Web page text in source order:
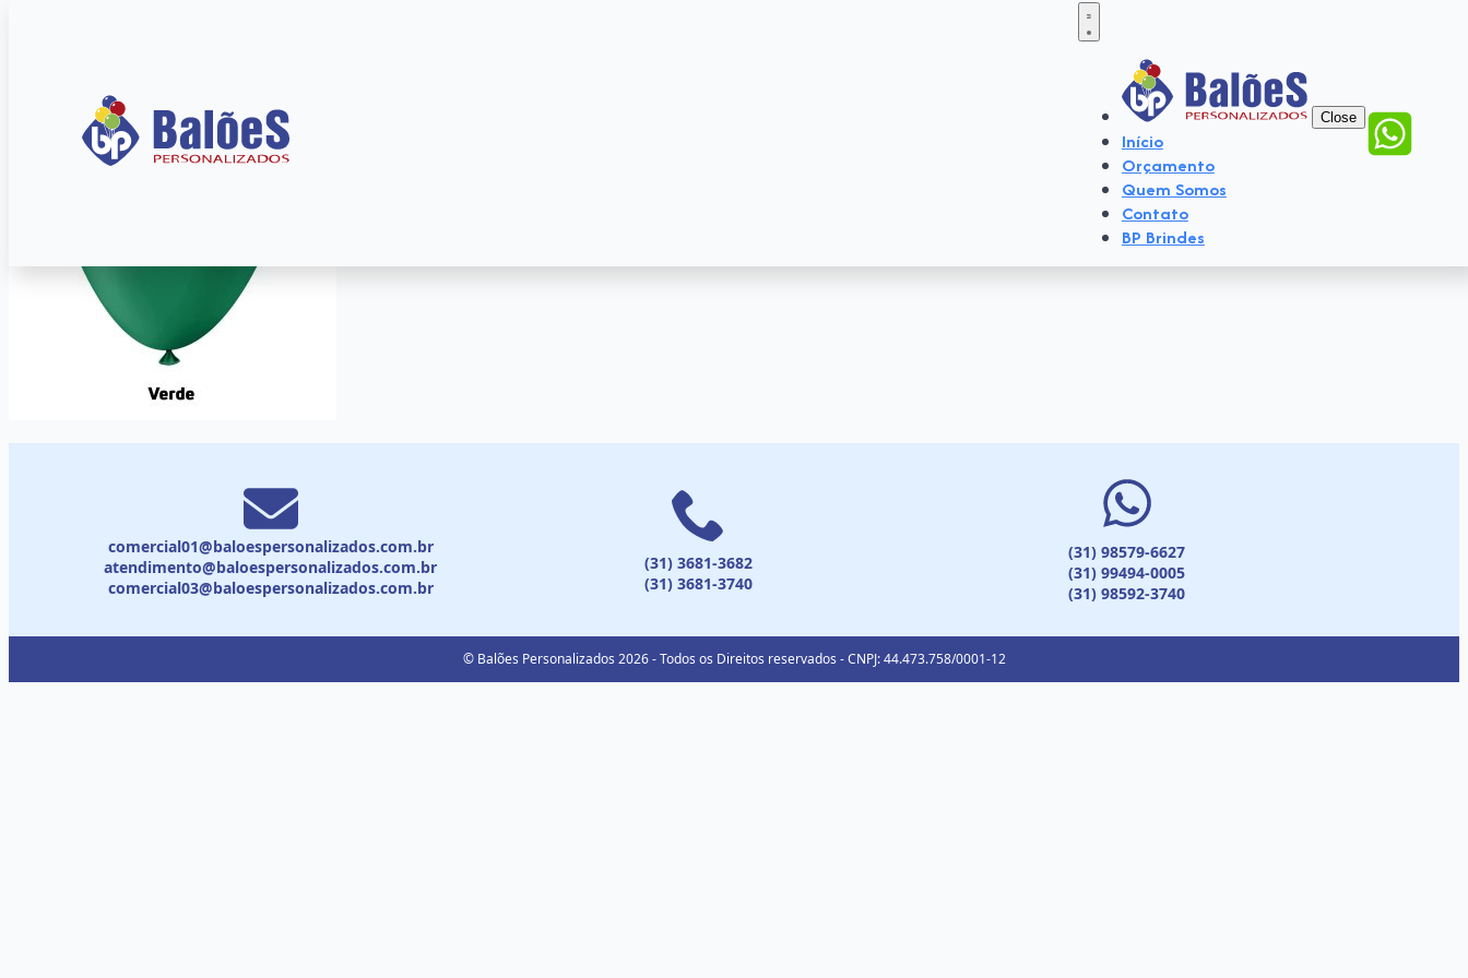
Close
Início
Orçamento
Quem Somos
Contato
BP Brindes
comercial01@baloespersonalizados.com.br
atendimento@baloespersonalizados.com.br
comercial03@baloespersonalizados.com.br
(31) 3681-3682
(31) 3681-3740
(31) 98579-6627
(31) 99494-0005
(31) 98592-3740
© Balões Personalizados 2026 - Todos os Direitos reservados - CNPJ: 44.473.758/0001-12